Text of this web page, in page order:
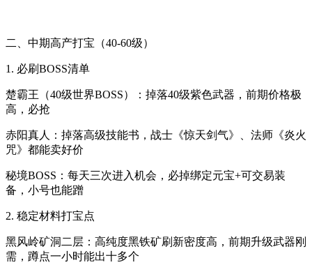
二、中期高产打宝（40-60级）
1. 必刷BOSS清单
楚霸王（40级世界BOSS）：掉落40级紫色武器，前期价格极
高，必抢
赤阳真人：掉落高级技能书，战士《惊天剑气》、法师《炎火
咒》都能卖好价
秘境BOSS：每天三次进入机会，必掉绑定元宝+可交易装
备，小号也能蹭
2. 稳定材料打宝点
黑风岭矿洞二层：高纯度黑铁矿刷新密度高，前期升级武器刚
需，蹲点一小时能出十多个